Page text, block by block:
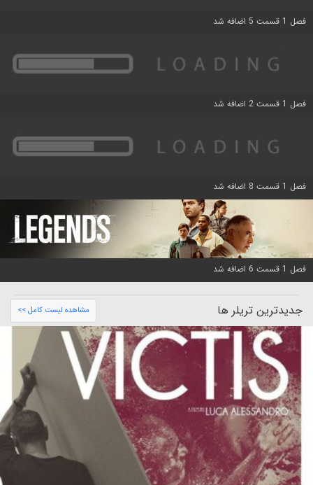
فصل 1 قسمت 5 اضافه شد
فصل 1 قسمت 2 اضافه شد
فصل 1 قسمت 8 اضافه شد
فصل 1 قسمت 6 اضافه شد
جدیدترین تریلر ها مشاهده لیست کامل >>